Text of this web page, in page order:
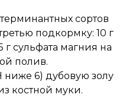
сортов
подкормку: 10 г
г сульфата магния на
полив.
ниже 6) дубовую золу
костной муки.